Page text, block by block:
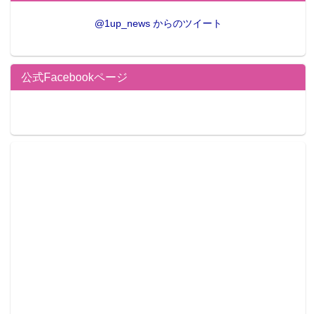
@1up_news からのツイート
公式Facebookページ